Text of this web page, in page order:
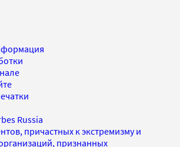
Russia
причастных к экстремизму и
признанных